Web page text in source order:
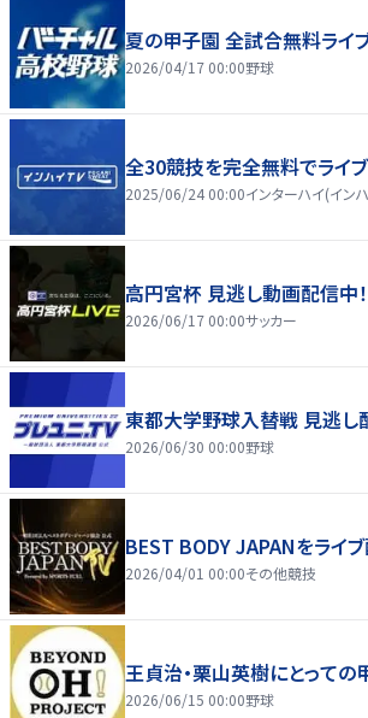
夏の甲子園 全試合無料ライ
2026/04/17 00:00野球
全30競技を完全無料でライブ
2025/06/24 00:00インターハイ(イン
高円宮杯 見逃し動画配信中！
2026/06/17 00:00サッカー
東都大学野球入替戦 見逃し
2026/06/30 00:00野球
BEST BODY JAPANをライブ
2026/04/01 00:00その他競技
王貞治・栗山英樹にとっての
2026/06/15 00:00野球